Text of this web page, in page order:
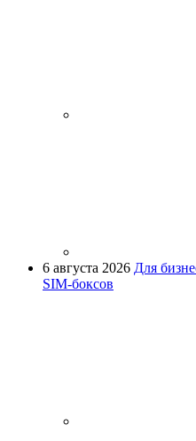
6 августа 2026 Для
SIM-боксов